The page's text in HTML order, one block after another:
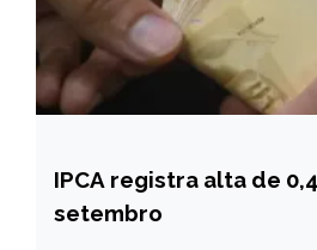
BRASIL
NOTÍCIAS
IPCA registra alta de
setembro